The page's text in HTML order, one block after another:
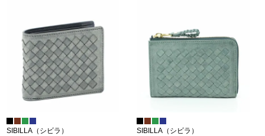
SIBILLA（シビラ）
SIBILLA（シビラ）